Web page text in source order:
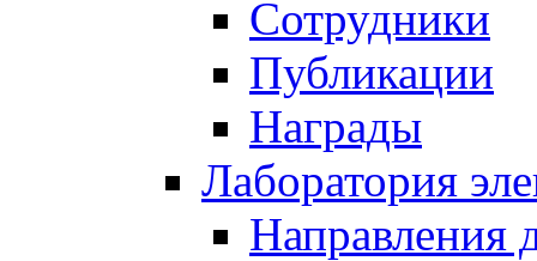
Сотрудники
Публикации
Награды
Лаборатория
Направления